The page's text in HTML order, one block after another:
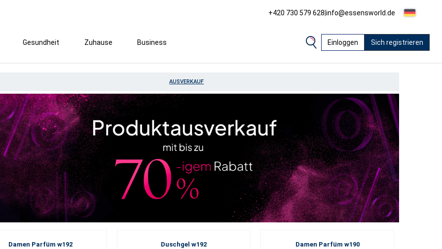
+420 730 579 628|info@essensworld.de
Gesundheit Zuhause Business Einloggen Sich registrieren
AUSVERKAUF
Damen Parfüm w192 Duschgel w192 Damen Parfüm w190